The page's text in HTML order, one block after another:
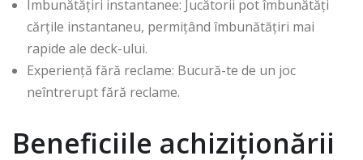
Îmbunătățiri instantanee: Jucătorii pot îmbunătăți
cărțile instantaneu, permițând îmbunătățiri mai
rapide ale deck-ului.
Experiență fără reclame: Bucură-te de un joc
neîntrerupt fără reclame.
Beneficiile achiziționării